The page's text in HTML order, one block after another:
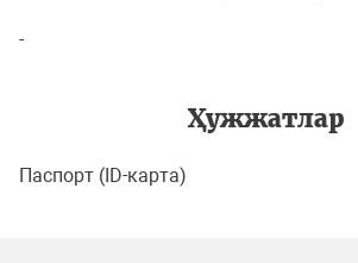
-
Ҳужжатлар
Паспорт (ID-карта)